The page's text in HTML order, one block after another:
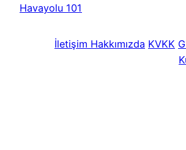
Havayolu 101
İletişim Hakkımızda KVKK